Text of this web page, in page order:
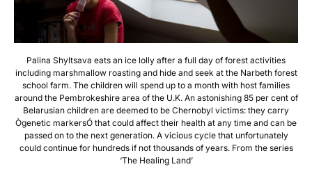
Palina Shyltsava eats an ice lolly after a full day of forest activities
including marshmallow roasting and hide and seek at the Narbeth forest
school farm. The children will spend up to a month with host families
around the Pembrokeshire area of the U.K. An astonishing 85 per cent of
Belarusian children are deemed to be Chernobyl victims: they carry
Ògenetic markersÓ that could affect their health at any time and can be
passed on to the next generation. A vicious cycle that unfortunately
could continue for hundreds if not thousands of years. From the series
‘The Healing Land’